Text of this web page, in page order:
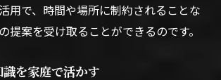
用で、時間や場所に制約されることな
提案を受け取ることができるのです。
を家庭で活かす